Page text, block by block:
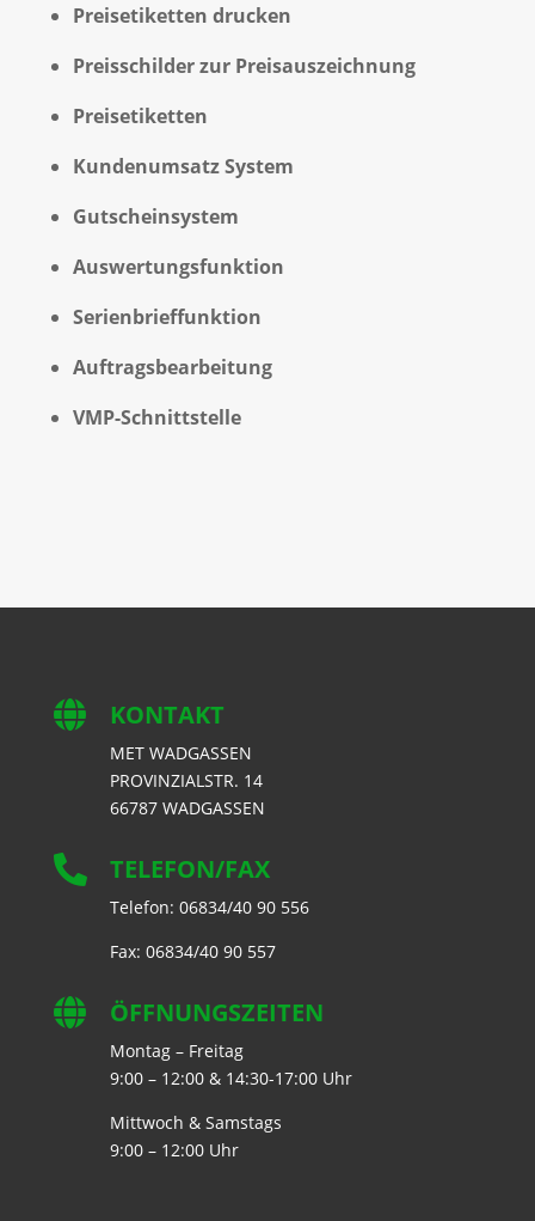
Preisetiketten drucken
Preisschilder zur Preisauszeichnung
Preisetiketten
Kundenumsatz System
Gutscheinsystem
Auswertungsfunktion
Serienbrieffunktion
Auftragsbearbeitung
VMP-Schnittstelle
 KONTAKT
MET WADGASSEN
PROVINZIALSTR. 14
66787 WADGASSEN
 TELEFON/FAX
Telefon: 06834/40 90 556
Fax: 06834/40 90 557
 ÖFFNUNGSZEITEN
Montag – Freitag
9:00 – 12:00 & 14:30-17:00 Uhr
Mittwoch & Samstags
9:00 – 12:00 Uhr